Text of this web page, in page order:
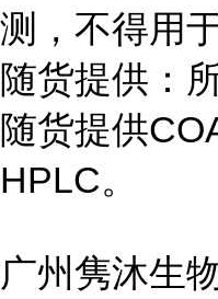
测，不得用
随货提供：
随货提供
HPLC。
广州隽沐生